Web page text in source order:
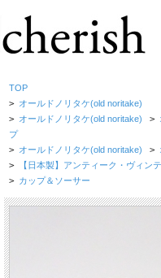
TOP
> オールドノリタケ(old noritake)
> オールドノリタケ(old noritake) >
プ
> オールドノリタケ(old noritake) >
> 【日本製】アンティーク・ヴィン
> カップ＆ソーサー